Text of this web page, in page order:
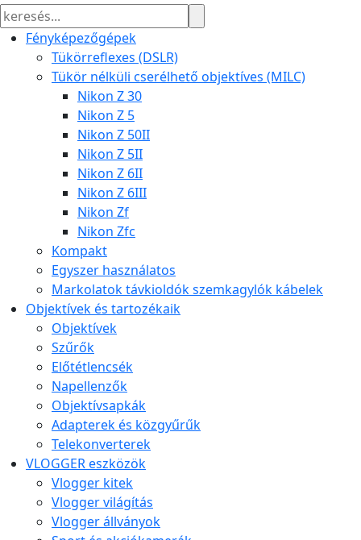
Fényképezőgépek
Tükörreflexes (DSLR)
Tükör nélküli cserélhető objektíves (MILC)
Nikon Z 30
Nikon Z 5
Nikon Z 50II
Nikon Z 5II
Nikon Z 6II
Nikon Z 6III
Nikon Zf
Nikon Zfc
Kompakt
Egyszer használatos
Markolatok távkioldók szemkagylók kábelek
Objektívek és tartozékaik
Objektívek
Szűrők
Előtétlencsék
Napellenzők
Objektívsapkák
Adapterek és közgyűrűk
Telekonverterek
VLOGGER eszközök
Vlogger kitek
Vlogger világítás
Vlogger állványok